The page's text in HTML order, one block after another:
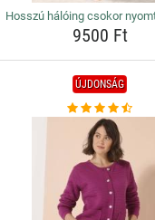
Hosszú hálóing csokor
9500 Ft
ÚJDONSÁG